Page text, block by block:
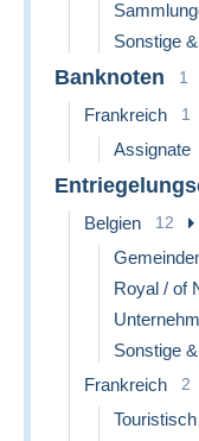
Sonstige
Banknoten 1
Frankreich 1
Assignate
Belgien 12
Royal / of
Sonstige
Frankreich 2
Touristisch